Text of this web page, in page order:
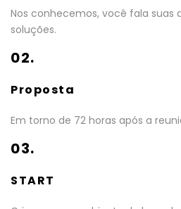
Nos conhecemos, você fala suas
soluções.
02.
Proposta
Em torno de 72 horas após a
03.
START